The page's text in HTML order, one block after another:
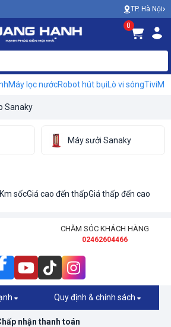
TP. Hà Nội
0
Máy lọc nướcRobot hút bụiLò vi sóngTivi
Sanaky
Máy sưởi Sanaky
sốcGiá cao đến thấpGiá thấp đến cao
CHĂM SÓC KHÁCH HÀNG
02462604466
Quy định & chính sách
nhận thanh toán